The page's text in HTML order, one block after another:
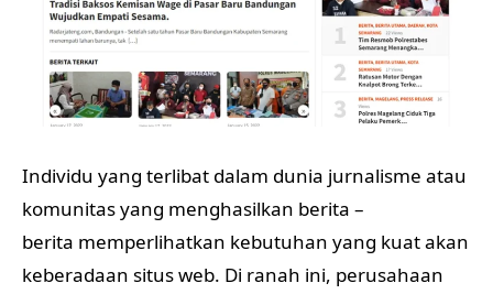
Individu yang terlibat dalam dunia jurnalisme atau
komunitas yang menghasilkan berita –
berita memperlihatkan kebutuhan yang kuat akan
keberadaan situs web. Di ranah ini, perusahaan